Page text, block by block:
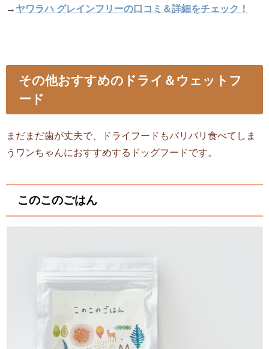
→ ヤワラハ グレインフリーの口コミ＆詳細をチェック！
その他おすすめのドライ＆ウェットフ
ード
まだまだ歯が丈夫で、ドライフードもバリバリ食べてしま
うワンちゃんにおすすめするドッグフードです。
このこのごはん